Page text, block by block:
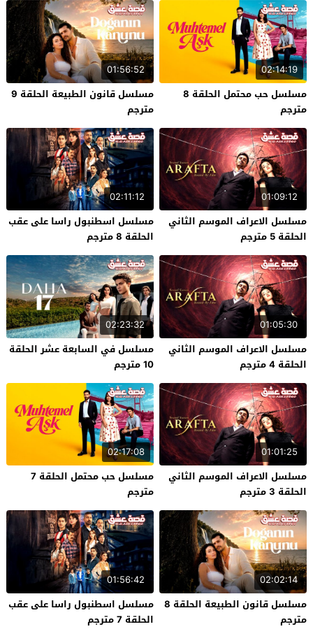
02:14:19
مسلسل حب محتمل الحلقة 8
مترجم
01:56:52
مسلسل قانون الطبيعة الحلقة 9
مترجم
01:09:12
مسلسل الاعراف الموسم الثاني
الحلقة 5 مترجم
02:11:12
مسلسل اسطنبول راسا على عقب
الحلقة 8 مترجم
01:05:30
مسلسل الاعراف الموسم الثاني
الحلقة 4 مترجم
02:23:32
مسلسل في السابعة عشر الحلقة
10 مترجم
01:01:25
مسلسل الاعراف الموسم الثاني
الحلقة 3 مترجم
02:17:08
مسلسل حب محتمل الحلقة 7
مترجم
02:02:14
مسلسل قانون الطبيعة الحلقة 8
مترجم
01:56:42
مسلسل اسطنبول راسا على عقب
الحلقة 7 مترجم